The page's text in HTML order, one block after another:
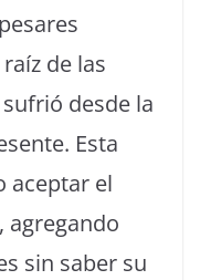
de las
desde la
Esta
aceptar el
agregando
sin saber su